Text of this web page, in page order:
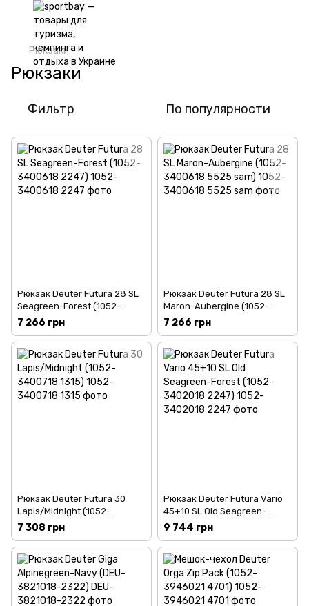
Рюкзаки
Рюкзаки
Фильтр По популярности
Рюкзак Deuter Futura 28 SL
Seagreen-Forest (1052-
3400618 2247)
7 266 грн
Рюкзак Deuter Futura 28 SL
Maron-Aubergine (1052-
3400618 5525 sam)
7 266 грн
Рюкзак Deuter Futura 30
Lapis/Midnight (1052-
3400718 1315)
7 308 грн
Рюкзак Deuter Futura Vario
45+10 SL Old Seagreen-
Forest (1052-3402018 2247)
9 744 грн